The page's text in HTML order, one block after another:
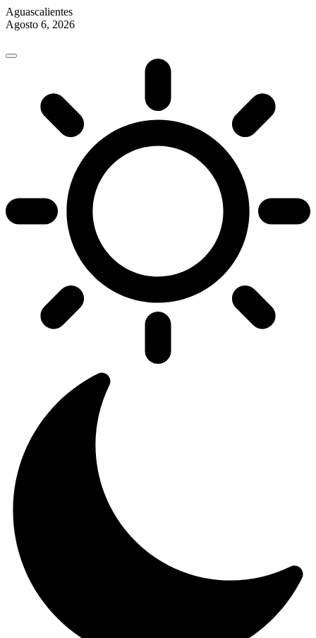
Aguascalientes
Agosto 6, 2026
content